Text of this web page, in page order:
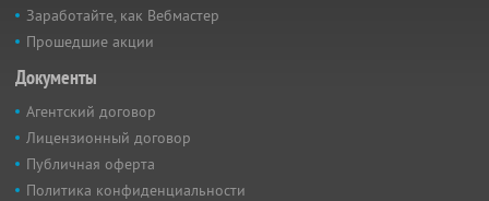
Заработайте, как Вебмастер
Прошедшие акции
Документы
Агентский договор
Лицензионный договор
Публичная оферта
Политика конфиденциальности